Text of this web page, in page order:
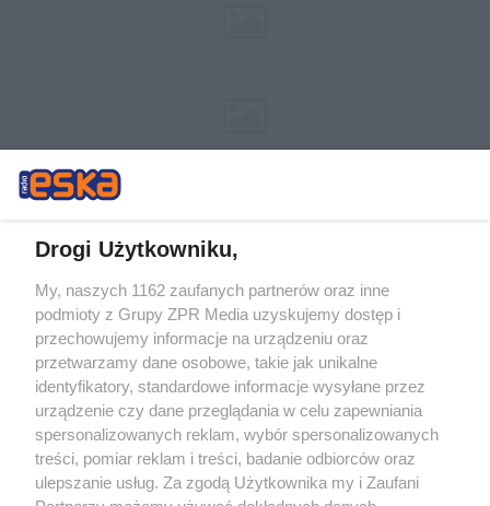
Żaden utwór zamieszczony w serwisie nie może być powielany i
rozpowszechniany lub dalej rozpowszechniany w jakikolwiek sposób (w
tym także elektroniczny lub mechaniczny) na jakimkolwiek polu
eksploatacji w jakiejkolwiek formie, włącznie z umieszczaniem w
Internecie bez pisemnej zgody właściciela praw. Jakiekolwiek użycie lub
wykorzystanie utworów w całości lub w części z naruszeniem prawa,
tzn. bez właściwej zgody, jest zabronione pod groźbą kary i może być
ścigane prawnie.
Drogi Użytkowniku,
My, naszych 1162 zaufanych partnerów oraz inne
podmioty z Grupy ZPR Media uzyskujemy dostęp i
przechowujemy informacje na urządzeniu oraz
przetwarzamy dane osobowe, takie jak unikalne
identyfikatory, standardowe informacje wysyłane przez
urządzenie czy dane przeglądania w celu zapewniania
spersonalizowanych reklam, wybór spersonalizowanych
treści, pomiar reklam i treści, badanie odbiorców oraz
ulepszanie usług. Za zgodą Użytkownika my i Zaufani